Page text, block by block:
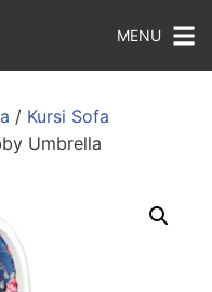
MENU
/ Kursi Sofa
Umbrella